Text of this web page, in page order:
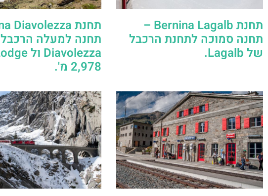
תחנת Bernina Lagalb –
תחנה סמוכה לתחנת הרכבל
של Lagalb.
תחנה למעלה הרכבל
2,978 מ'.